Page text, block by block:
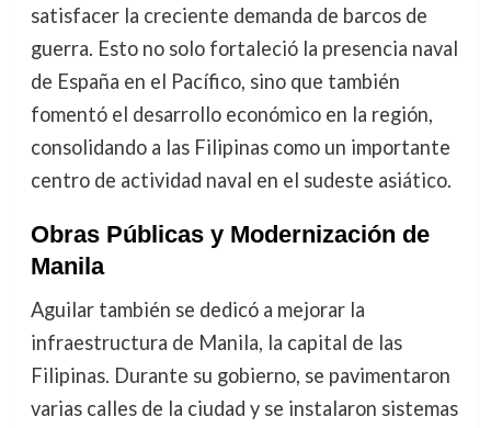
satisfacer la creciente demanda de barcos de
guerra. Esto no solo fortaleció la presencia naval
de España en el Pacífico, sino que también
fomentó el desarrollo económico en la región,
consolidando a las Filipinas como un importante
centro de actividad naval en el sudeste asiático.
Obras Públicas y Modernización de
Manila
Aguilar también se dedicó a mejorar la
infraestructura de Manila, la capital de las
Filipinas. Durante su gobierno, se pavimentaron
varias calles de la ciudad y se instalaron sistemas